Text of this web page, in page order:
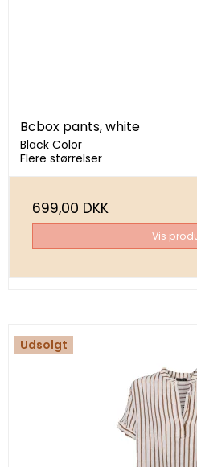
Bcbox pants, white
Black Color
Flere størrelser
699,00 DKK
Vis
Udsolgt